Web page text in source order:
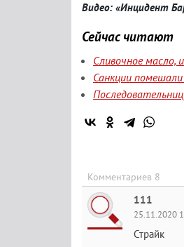
Видео: «Инцидент
Сейчас читают
Сливочное масло,
Санкции
Комментариев 8
111
25.11.2020
Страйк